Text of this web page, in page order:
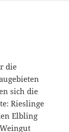
die
sich die
Rieslinge
Elbling